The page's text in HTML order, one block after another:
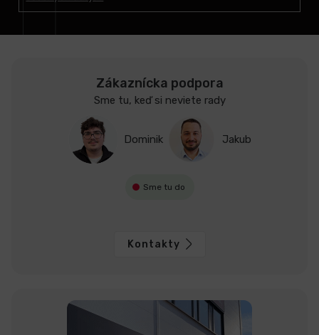
Zákaznícka podpora
Sme tu, keď si neviete rady
Dominik Jakub
Sme tu do
Kontakty